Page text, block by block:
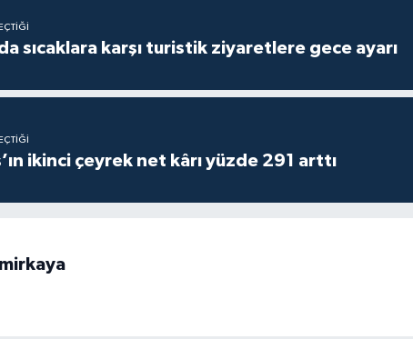
sıcaklara karşı turistik ziyaretlere gece ayarı
ikinci çeyrek net kârı yüzde 291 arttı